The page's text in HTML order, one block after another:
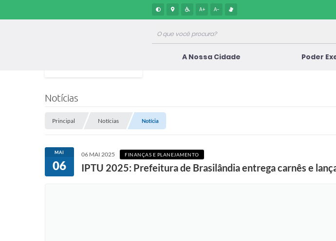
A+ A-
A Nossa Cidade Poder
Notícias
Principal Notícias Notícia
MAI
06
06 MAI 2025 FINANÇAS E PLANEJAMENTO
IPTU 2025: Prefeitura de Brasilândia entrega carnês e